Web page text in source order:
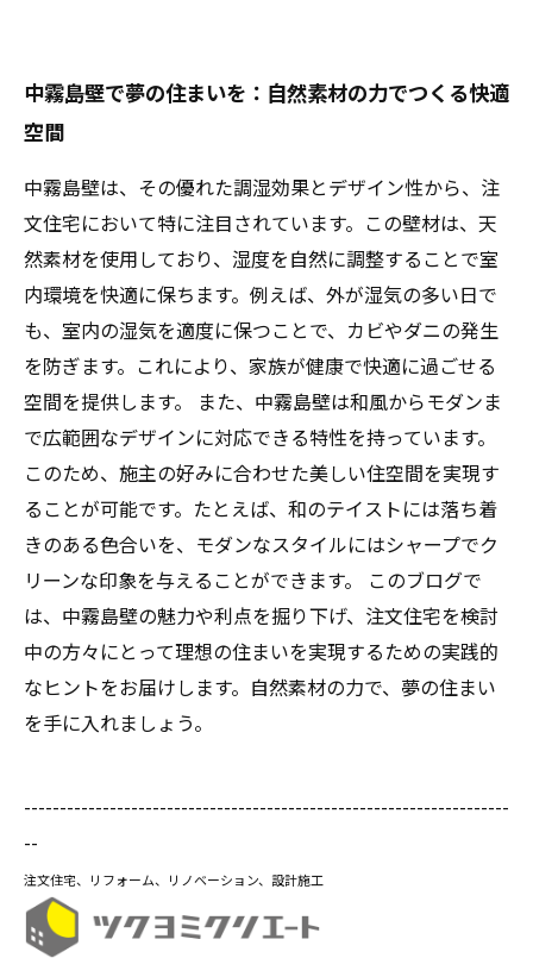
中霧島壁で夢の住まいを：自然素材の力でつくる快適
空間
中霧島壁は、その優れた調湿効果とデザイン性から、注
文住宅において特に注目されています。この壁材は、天
然素材を使用しており、湿度を自然に調整することで室
内環境を快適に保ちます。例えば、外が湿気の多い日で
も、室内の湿気を適度に保つことで、カビやダニの発生
を防ぎます。これにより、家族が健康で快適に過ごせる
空間を提供します。 また、中霧島壁は和風からモダンま
で広範囲なデザインに対応できる特性を持っています。
このため、施主の好みに合わせた美しい住空間を実現す
ることが可能です。たとえば、和のテイストには落ち着
きのある色合いを、モダンなスタイルにはシャープでク
リーンな印象を与えることができます。 このブログで
は、中霧島壁の魅力や利点を掘り下げ、注文住宅を検討
中の方々にとって理想の住まいを実現するための実践的
なヒントをお届けします。自然素材の力で、夢の住まい
を手に入れましょう。
--------------------------------------------------------------------
--
注文住宅、リフォーム、リノベーション、設計施工